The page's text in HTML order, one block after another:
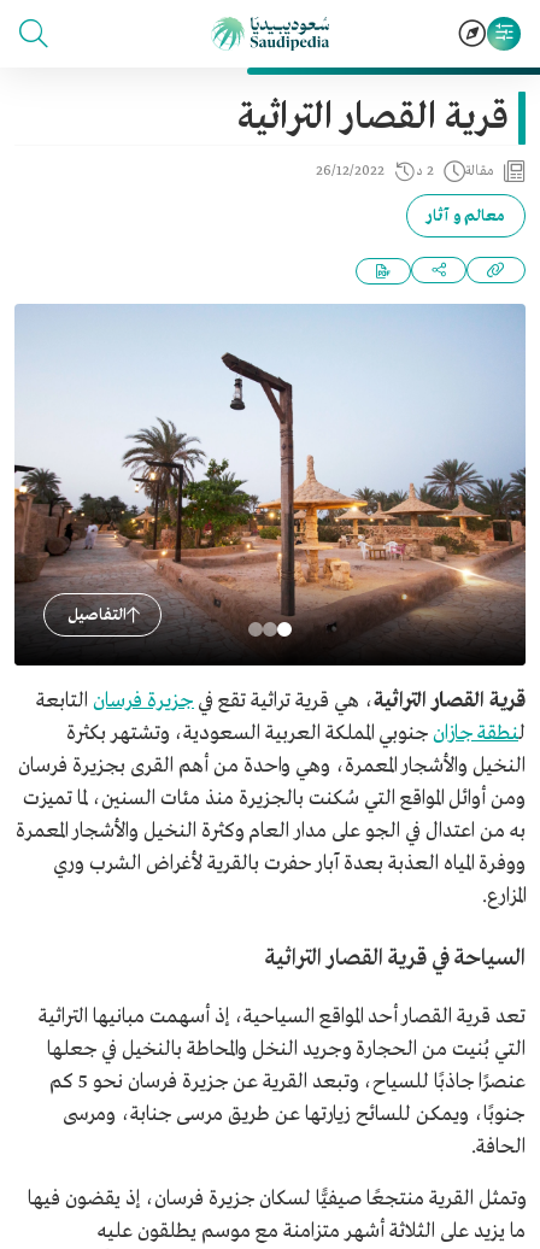
قرية القصار التراثية
مقالة 2 د 26/12/2022
معالم و آثار
التفاصيل
قرية القصار التراثية، هي قرية تراثية تقع في جزيرة فرسان التابعة
لمنطقة جازانجنوبي المملكة العربية السعودية، وتشتهر بكثرة
النخيل والأشجار المعمرة، وهي واحدة من أهم القرى بجزيرة فرسان
ومن أوائل المواقع التي سُكنت بالجزيرة منذ مئات السنين، لما تميزت
به من اعتدال في الجو على مدار العام وكثرة النخيل والأشجار المعمرة
ووفرة المياه العذبة بعدة آبار حفرت بالقرية لأغراض الشرب وري
المزارع.
السياحة في قرية القصار التراثية
تعد قرية القصار أحد المواقع السياحية، إذ أسهمت مبانيها التراثية
التي بُنيت من الحجارة وجريد النخل والمحاطة بالنخيل في جعلها
عنصرًا جاذبًا للسياح، وتبعد القرية عن جزيرة فرسان نحو 5 كم
جنوبًا، ويمكن للسائح زيارتها عن طريق مرسی جنابة، ومرسى
الحافة.
وتمثل القرية منتجعًا صيفيًّا لسكان جزيرة فرسان، إذ يقضون فيها
ما يزيد على الثلاثة أشهر متزامنة مع موسم يطلقون عليه